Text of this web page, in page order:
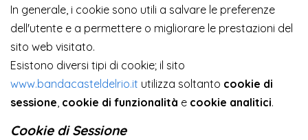
In generale, i cookie sono utili a salvare le preferenze
dell'utente e a permettere o migliorare le prestazioni del
sito web visitato.
Esistono diversi tipi di cookie; il sito
www.bandacasteldelrio.it utilizza soltanto cookie di
sessione, cookie di funzionalità e cookie analitici.
Cookie di Sessione